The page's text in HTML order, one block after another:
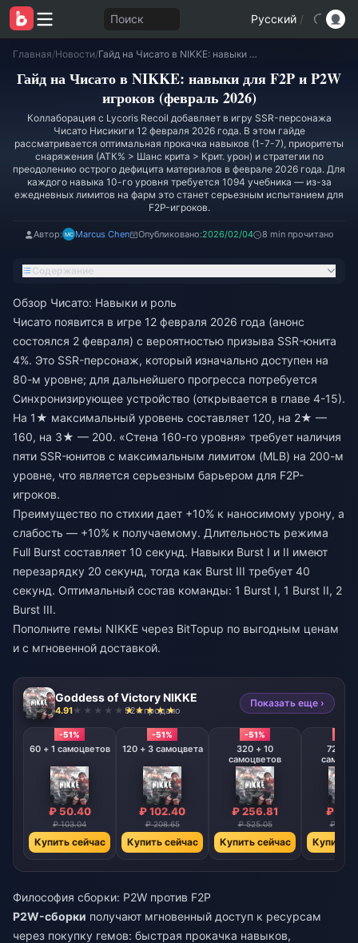
Поиск Русский /
Главная/Новости/ Гайд на Чисато в NIKKE: навыки для F2P и P2W игроков (февраль 2026)
Гайд на Чисато в NIKKE: навыки для F2P и P2W
игроков (февраль 2026)
Коллаборация с Lycoris Recoil добавляет в игру SSR-персонажа
Чисато Нисикиги 12 февраля 2026 года. В этом гайде
рассматривается оптимальная прокачка навыков (1-7-7), приоритеты
снаряжения (АТК% > Шанс крита > Крит. урон) и стратегии по
преодолению острого дефицита материалов в феврале 2026 года. Для
каждого навыка 10-го уровня требуется 1094 учебника — из-за
ежедневных лимитов на фарм это станет серьезным испытанием для
F2P-игроков.
Автор: Marcus Chen Опубликовано:2026/02/04 8 min прочитано
Содержание
Обзор Чисато: Навыки и роль
Чисато появится в игре 12 февраля 2026 года (анонс
состоялся 2 февраля) с вероятностью призыва SSR-юнита
4%. Это SSR-персонаж, который изначально доступен на
80-м уровне; для дальнейшего прогресса потребуется
Синхронизирующее устройство (открывается в главе 4-15).
На 1★ максимальный уровень составляет 120, на 2★ —
160, на 3★ — 200. «Стена 160-го уровня» требует наличия
пяти SSR-юнитов с максимальным лимитом (MLB) на 200-м
уровне, что является серьезным барьером для F2P-
игроков.
Преимущество по стихии дает +10% к наносимому урону, а
слабость — +10% к получаемому. Длительность режима
Full Burst составляет 10 секунд. Навыки Burst I и II имеют
перезарядку 20 секунд, тогда как Burst III требует 40
секунд. Оптимальный состав команды: 1 Burst I, 1 Burst II, 2
Burst III.
Пополните гемы NIKKE через BitTopup по выгодным ценам
и с мгновенной доставкой.
Goddess of Victory NIKKE
4.91 924 продано
Показать еще ›
-51%
60 + 1 самоцветов
₽ 50.40
₽ 103.04
Купить сейчас
-51%
120 + 3 самоцвета
₽ 102.40
₽ 208.65
Купить сейчас
-51%
320 + 10
самоцветов
₽ 256.81
₽ 525.05
Купить сейчас
720 +
₽
₽
Купить
Философия сборки: P2W против F2P
P2W-сборки получают мгновенный доступ к ресурсам
через покупку гемов: быстрая прокачка навыков,